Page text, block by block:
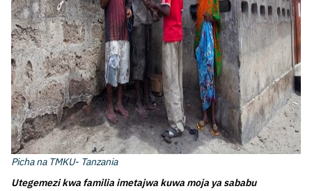
Picha na TMKU- Tanzania
Utegemezi kwa familia imetajwa kuwa moja ya sababu